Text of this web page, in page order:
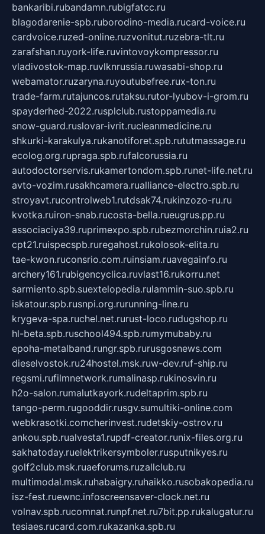
bankaribi.rubandamn.rubigfatcc.ru
blagodarenie-spb.ruborodino-media.rucard-voice.ru
cardvoice.ruzed-online.ruzvonitut.ruzebra-tlt.ru
zarafshan.ruyork-life.ruvintovoykompressor.ru
vladivostok-map.ruvlknrussia.ruwasabi-shop.ru
webamator.ruzaryna.ruyoutubefree.rux-ton.ru
trade-farm.rutajuncos.rutaksu.rutor-lyubov-i-grom.ru
spayderhed-2022.rusplclub.rustoppamedia.ru
snow-guard.ruslovar-ivrit.rucleanmedicine.ru
shkurki-karakulya.rukanotiforet.spb.rututmassage.ru
ecolog.org.rupraga.spb.rufalcorussia.ru
autodoctorservis.rukamertondom.spb.runet-life.net.ru
avto-vozim.rusakhcamera.rualliance-electro.spb.ru
stroyavt.rucontrolweb1.rutdsak74.rukinzozo-ru.ru
kvotka.ruiron-snab.rucosta-bella.rueugrus.pp.ru
associaciya39.ruprimexpo.spb.rubezmorchin.ruia2.ru
cpt21.ruispecspb.ruregahost.rukolosok-elita.ru
tae-kwon.ruconsrio.com.ruinsiam.ruavegainfo.ru
archery161.rubigencyclica.ruvlast16.rukorru.net
sarmiento.spb.suextelopedia.rulammin-suo.spb.ru
iskatour.spb.rusnpi.org.rurunning-line.ru
krygeva-spa.ruchel.net.rurust-loco.rudugshop.ru
hl-beta.spb.ruschool494.spb.rumymubaby.ru
epoha-metalband.rungr.spb.rurusgosnews.com
dieselvostok.ru24hostel.msk.ruw-dev.ruf-ship.ru
regsmi.rufilmnetwork.rumalinasp.rukinosvin.ru
h2o-salon.rumalutkayork.rudeltaprim.spb.ru
tango-perm.rugooddir.rusgv.sumultiki-online.com
webkrasotki.comcherinvest.rudetskiy-ostrov.ru
ankou.spb.rualvesta1.rupdf-creator.runix-files.org.ru
sakhatoday.ruelektrikersymboler.rusputnikyes.ru
golf2club.msk.ruaeforums.ruzallclub.ru
multimodal.msk.ruhabaigry.ruhaikko.rusobakopedia.ru
isz-fest.ruewnc.infoscreensaver-clock.net.ru
volnav.spb.rucomnat.runpf.net.ru7bit.pp.rukalugatur.ru
tesiaes.rucard.com.rukazanka.spb.ru